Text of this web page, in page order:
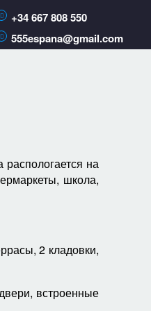
+34 667 808 550
555espana@gmail.com
на
школа,
2 кладовки,
встроенные